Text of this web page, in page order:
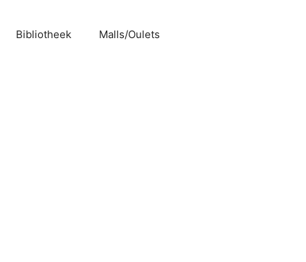
Bibliotheek Malls/Oulets